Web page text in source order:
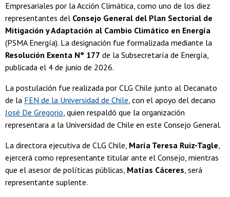
Empresariales por la Acción Climática, como uno de los diez
representantes del Consejo General del Plan Sectorial de
Mitigación y Adaptación al Cambio Climático en Energía
(PSMA Energía). La designación fue formalizada mediante la
Resolución Exenta N° 177 de la Subsecretaría de Energía,
publicada el 4 de junio de 2026.
La postulación fue realizada por CLG Chile junto al Decanato
de la FEN de la Universidad de Chile, con el apoyo del decano
José De Gregorio, quien respaldó que la organización
representara a la Universidad de Chile en este Consejo General.
La directora ejecutiva de CLG Chile, María Teresa Ruiz-Tagle,
ejercerá como representante titular ante el Consejo, mientras
que el asesor de políticas públicas, Matías Cáceres, será
representante suplente.